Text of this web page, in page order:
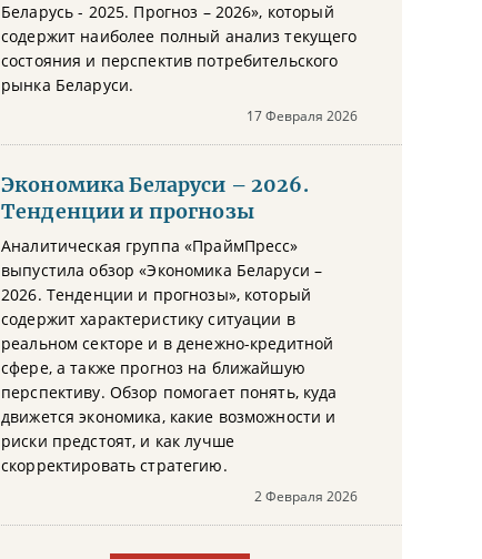
Беларусь - 2025. Прогноз – 2026», который
содержит наиболее полный анализ текущего
состояния и перспектив потребительского
рынка Беларуси.
17 Февраля 2026
Экономика Беларуси – 2026.
Тенденции и прогнозы
Аналитическая группа «ПраймПресс»
выпустила обзор «Экономика Беларуси –
2026. Тенденции и прогнозы», который
содержит характеристику ситуации в
реальном секторе и в денежно-кредитной
сфере, а также прогноз на ближайшую
перспективу. Обзор помогает понять, куда
движется экономика, какие возможности и
риски предстоят, и как лучше
скорректировать стратегию.
2 Февраля 2026